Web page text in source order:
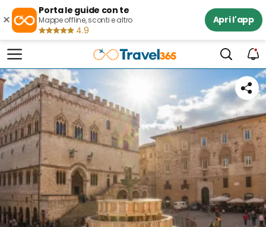
×
Porta le guide con te
Mappe offline, sconti e altro
4.9
Apri l'app